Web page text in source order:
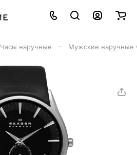
Часы наручные Мужские наручные